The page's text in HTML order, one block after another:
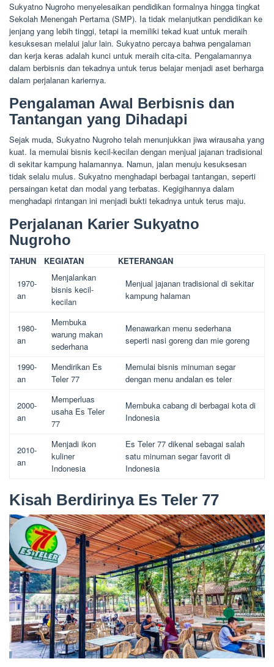
Sukyatno Nugroho menyelesaikan pendidikan formalnya hingga tingkat
Sekolah Menengah Pertama (SMP). Ia tidak melanjutkan pendidikan ke
jenjang yang lebih tinggi, tetapi ia memiliki tekad kuat untuk meraih
kesuksesan melalui jalur lain. Sukyatno percaya bahwa pengalaman
dan kerja keras adalah kunci untuk meraih cita-cita. Pengalamannya
dalam berbisnis dan tekadnya untuk terus belajar menjadi aset berharga
dalam perjalanan kariernya.
Pengalaman Awal Berbisnis dan
Tantangan yang Dihadapi
Sejak muda, Sukyatno Nugroho telah menunjukkan jiwa wirausaha yang
kuat. Ia memulai bisnis kecil-kecilan dengan menjual jajanan tradisional
di sekitar kampung halamannya. Namun, jalan menuju kesuksesan
tidak selalu mulus. Sukyatno menghadapi berbagai tantangan, seperti
persaingan ketat dan modal yang terbatas. Kegigihannya dalam
menghadapi rintangan ini menjadi bukti tekadnya untuk terus maju.
Perjalanan Karier Sukyatno
Nugroho
TAHUN KEGIATAN
KETERANGAN
1970-
an
Menjalankan
bisnis kecil-
kecilan
Menjual jajanan tradisional di sekitar
kampung halaman
1980-
an
Membuka
warung makan
sederhana
Menawarkan menu sederhana
seperti nasi goreng dan mie goreng
1990-
an
Mendirikan Es
Teler 77
Memulai bisnis minuman segar
dengan menu andalan es teler
2000-
an
Memperluas
usaha Es Teler
77
Membuka cabang di berbagai kota di
Indonesia
2010-
an
Menjadi ikon
kuliner
Indonesia
Es Teler 77 dikenal sebagai salah
satu minuman segar favorit di
Indonesia
Kisah Berdirinya Es Teler 77